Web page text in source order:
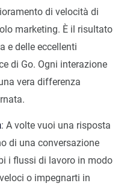
di velocità di
marketing. È il risultato
e delle eccellenti
di Go. Ogni interazione
vera differenza
: A volte vuoi una risposta
di una conversazione
i flussi di lavoro in modo
o impegnarti in